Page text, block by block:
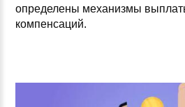
определены механизмы
компенсаций.